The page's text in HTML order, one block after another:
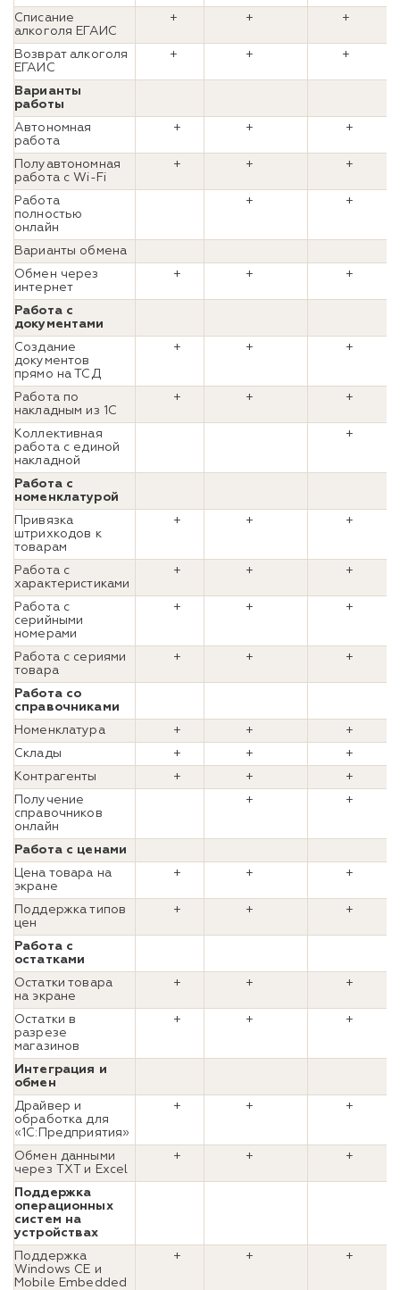
Списание
алкоголя ЕГАИС
+ + +
Возврат алкоголя
ЕГАИС
+ + +
Варианты
работы
Автономная
работа
+ + +
Полуавтономная
работа с Wi-Fi
+ + +
Работа
полностью
онлайн
+ +
Варианты обмена
Обмен через
интернет
+ + +
Работа с
документами
Создание
документов
прямо на ТСД
+ + +
Работа по
накладным из 1С
+ + +
Коллективная
работа с единой
накладной
+
Работа с
номенклатурой
Привязка
штрихкодов к
товарам
+ + +
Работа с
характеристиками
+ + +
Работа с
серийными
номерами
+ + +
Работа с сериями
товара
+ + +
Работа со
справочниками
Номенклатура
+ +
+
Склады
+ +
+
Контрагенты
+ +
+
Получение
справочников
онлайн
+ +
Работа с ценами
Цена товара на
экране
+ + +
Поддержка типов
цен
+ + +
Работа с
остатками
Остатки товара
на экране
+ + +
Остатки в
разрезе
магазинов
+ + +
Интеграция и
обмен
Драйвер и
обработка для
«1С:Предприятия»
+ + +
Обмен данными
через TXT и Excel
+ + +
Поддержка
операционных
систем на
устройствах
Поддержка
Windows CE и
Mobile Embedded
+ + +